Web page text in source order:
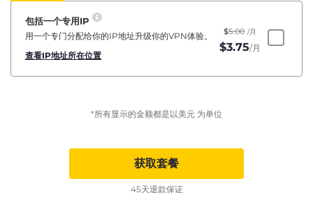
包括一个专用IP
用一个专门分配给你的IP地址升级你的VPN体验。
查看IP地址所在位置
$5.00 /月
$3.75/月
*所有显示的金额都是以美元 为单位
获取套餐
45天退款保证